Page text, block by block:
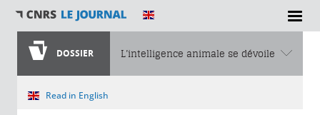
SECTIONS
DOSSIER L’intelligence animale se dévoile
Vous êtes ici
Read in English